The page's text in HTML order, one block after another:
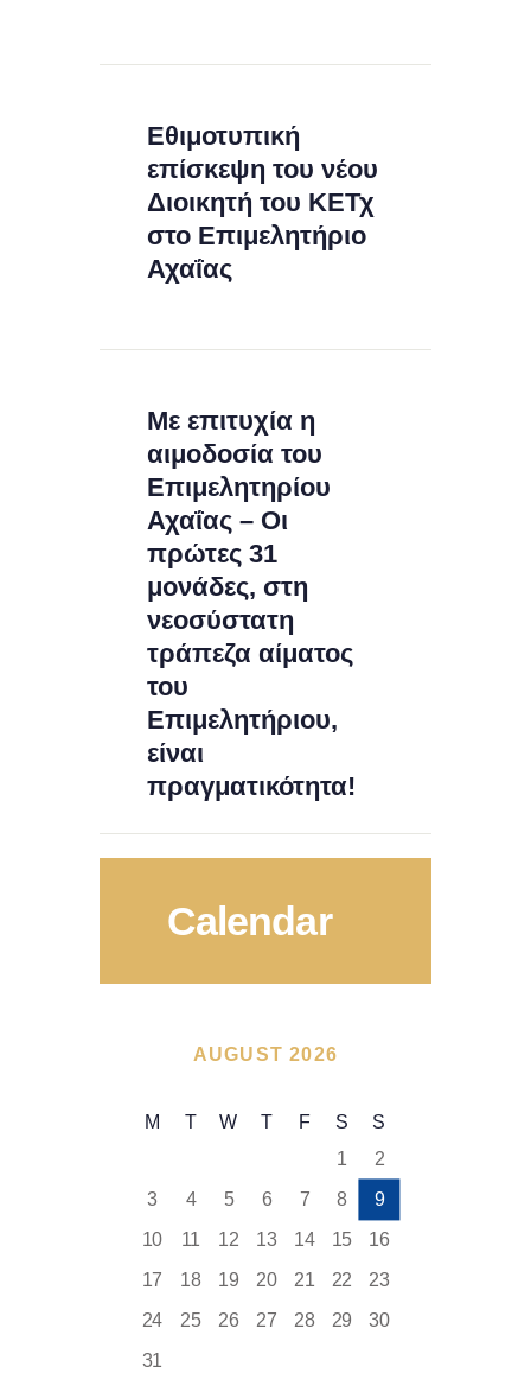
Εθιμοτυπική
επίσκεψη του νέου
Διοικητή του ΚΕΤχ
στο Επιμελητήριο
Αχαΐας
Με επιτυχία η
αιμοδοσία του
Επιμελητηρίου
Αχαΐας – Οι
πρώτες 31
μονάδες, στη
νεοσύστατη
τράπεζα αίματος
του
Επιμελητήριου,
είναι
πραγματικότητα!
Calendar
AUGUST 2026
M T W T F S
S
1
2
3
4 5 6 7 8
9
10
11 12 13 14 15
16
17
18 19 20 21 22
23
24
25 26 27 28 29
30
31